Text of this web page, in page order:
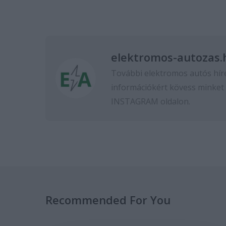
elektromos-
További elektromos autós
információkért kövess minket
INSTAGRAM oldalon.
Recommended For You